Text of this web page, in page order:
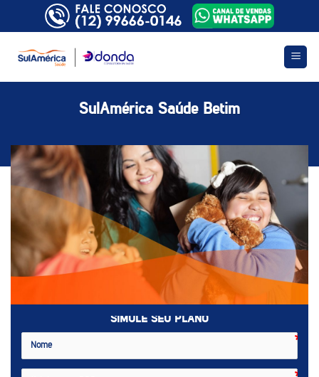
SulAmérica Saúde Betim
SIMULE SEU PLANO